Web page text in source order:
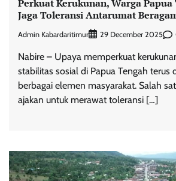
Perkuat Kerukunan, Warga
Jaga Toleransi Antarumat
Admin Kabardaritimur 29 December 2025
Nabire – Upaya memperkuat
stabilitas sosial di Papua Tengah terus
berbagai elemen masyarakat. Salah
ajakan untuk merawat toleransi […]